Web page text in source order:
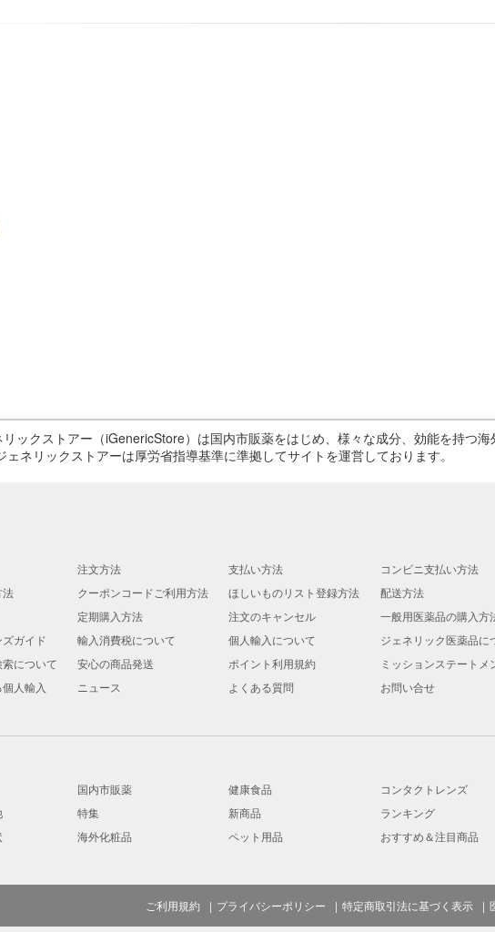
ックストアー（iGenericStore）は国内市販薬をはじめ、様々な成分、効能を持つ
ネリックストアーは厚労省指導基準に準拠してサイトを運営しております。
注文方法 支払い方法
コンビニ支払い方法
法
クーポンコードご利用方法 ほしいものリスト登録方法
配送方法
定期購入方法 注文のキャンセル
一般用医薬品の購入方
ガイド
輸入消費税について 個人輸入について
ジェネリック医薬品に
について
安心の商品発送 ポイント利用規約
ミッションステートメ
人輸入
ニュース よくある質問 お問い合せ
国内市販薬 健康食品
コンタクトレンズ
特集 新商品
ランキング
海外化粧品 ペット用品 おすすめ＆注目商品
ご利用規約 プライバシーポリシー 特定商取引法に基づく表示